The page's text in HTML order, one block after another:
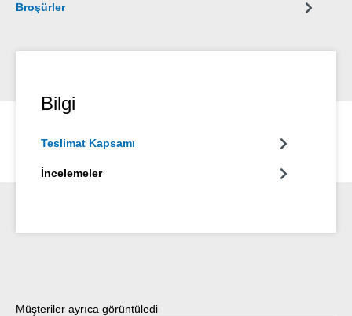
Broşürler
Bilgi
Teslimat Kapsamı
İncelemeler
Ürün galerisini atla
Müşteriler ayrıca görüntüledi